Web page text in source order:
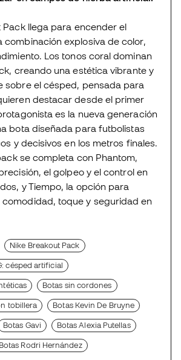
Pack llega para encender el
combinación explosiva de color,
Los tonos coral dominan
creando una estética vibrante y
sobre el césped, pensada para
destacar desde el primer
es la nueva generación
bota diseñada para futbolistas
y decisivos en los metros finales.
se completa con Phantom,
el golpeo y el control en
y Tiempo, la opción para
toque y seguridad en
Nike Breakout Pack
césped artificial
Botas sin cordones
tobillera Botas Kevin De Bruyne
Botas Gavi Botas Alexia Putellas
Botas Rodri Hernández